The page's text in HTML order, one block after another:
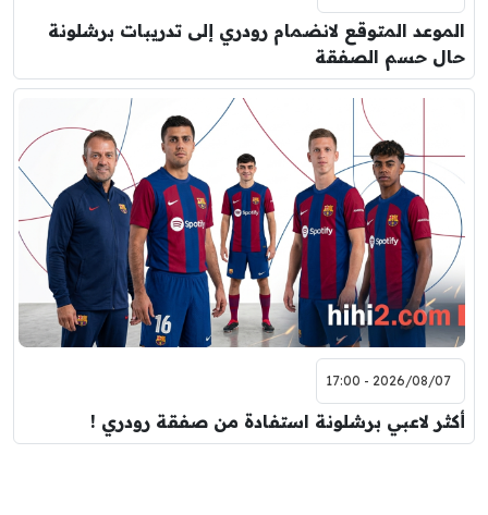
الموعد المتوقع لانضمام رودري إلى تدريبات برشلونة
حال حسم الصفقة
2026/08/07 - 17:00
أكثر لاعبي برشلونة استفادة من صفقة رودري !